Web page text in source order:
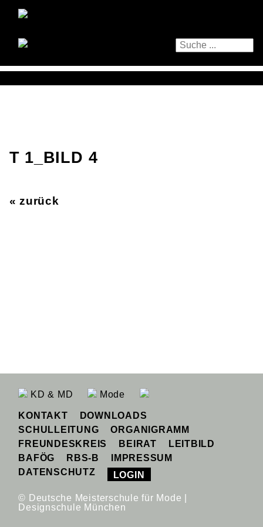
T 1_BILD 4
« zurück
KD & MD Mode
KONTAKT
DOWNLOADS
SCHULLEITUNG
ORGANIGRAMM
FREUNDESKREIS
BEIRAT
LEITBILD
BAFÖG
RBS-B
IMPRESSUM
DATENSCHUTZ
LOGIN
© Deutsche Meisterschule für Mode |
Designschule München